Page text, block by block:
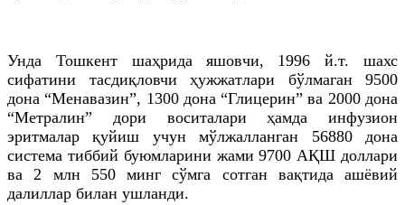
Унда Тошкент шаҳрида яшовчи, 1996 й.т. шахс
сифатини тасдиқловчи ҳужжатлари бўлмаган 9500
дона “Менавазин”, 1300 дона “Глицерин” ва 2000 дона
“Метралин” дори воситалари ҳамда инфузион
эритмалар қуйиш учун мўлжалланган 56880 дона
система тиббий буюмларини жами 9700 АҚШ доллари
ва 2 млн 550 минг сўмга сотган вақтида ашёвий
далиллар билан ушланди.